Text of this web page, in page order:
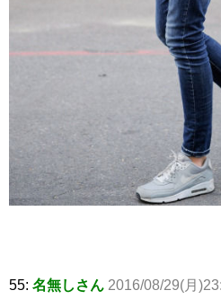
55: 名無しさん 2016/08/29(月